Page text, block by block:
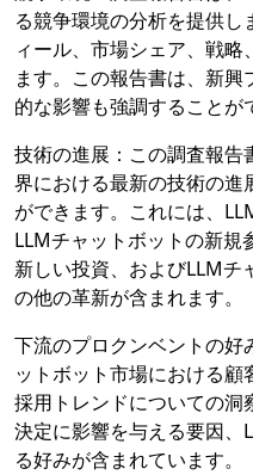
る競争環境の分析を提供
ィール、市場シェア、戦
ます。この報告書は、新
的な影響も強調することが
技術の進展：この調査報告
界における最新の技術の進
ができます。これには、
LLMチャットボットの新規
新しい投資、およびLLMチ
の他の革新が含まれます。
下流のプロクンベントの好
ットボット市場における
採用トレンドについての洞
決定に影響を与える要因、
る好みが含まれています。